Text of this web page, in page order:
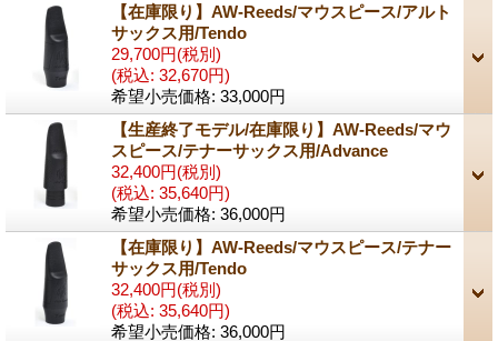
【在庫限り】AW-Reeds/マウスピース/アルト
サックス用/Tendo
29,700円(税別)
(税込: 32,670円)
希望小売価格: 33,000円
【生産終了モデル/在庫限り】AW-Reeds/マウ
スピース/テナーサックス用/Advance
32,400円(税別)
(税込: 35,640円)
希望小売価格: 36,000円
【在庫限り】AW-Reeds/マウスピース/テナー
サックス用/Tendo
32,400円(税別)
(税込: 35,640円)
希望小売価格: 36,000円